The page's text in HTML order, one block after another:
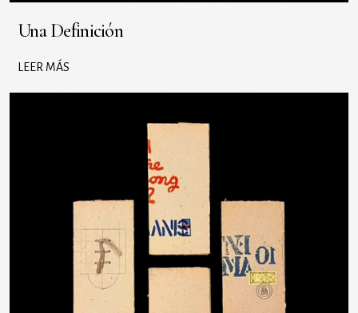
Una Definición
LEER MÁS